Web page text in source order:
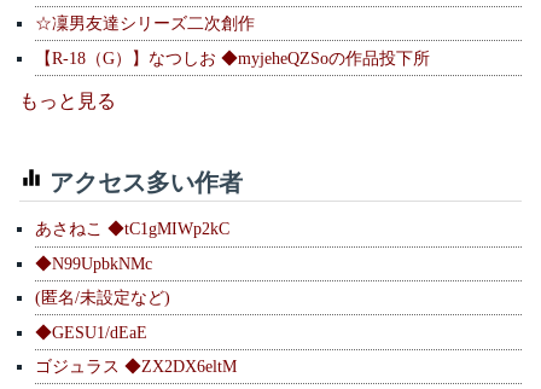
☆凜男友達シリーズ二次創作
【R-18（G）】なつしお ◆myjeheQZSoの作品投下所
もっと見る
アクセス多い作者
あさねこ ◆tC1gMIWp2kC
◆N99UpbkNMc
(匿名/未設定など)
◆GESU1/dEaE
ゴジュラス ◆ZX2DX6eltM